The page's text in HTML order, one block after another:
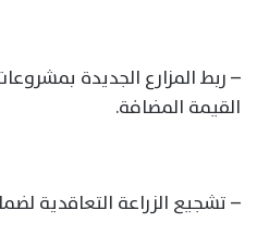
– ربط المزارع الجديدة
القيمة المضافة.
– تشجيع الزراعة التعاقدية